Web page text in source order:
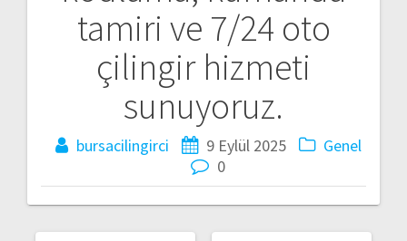
tamiri ve 7/24 oto
çilingir hizmeti
sunuyoruz.
bursacilingirci 9 Eylül 2025
Genel
0